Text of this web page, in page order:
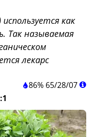
как
Так называемая
лекарс
86% 65/28/07